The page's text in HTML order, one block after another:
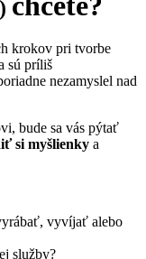
krokov pri tvorbe
sú príliš
nezamyslel nad
bude sa vás pýtať
si myšlienky a
vyvíjať alebo
služby?